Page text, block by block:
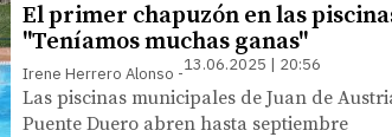
El primer chapuzón en las
"Teníamos muchas ganas"
Irene Herrero Alonso 13.06.2025 | 20:56
Las piscinas municipales de Juan de
Puente Duero abren hasta septiembre